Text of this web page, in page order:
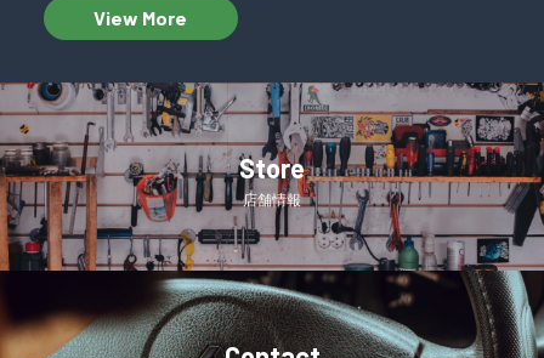
View More
Store
店舗情報